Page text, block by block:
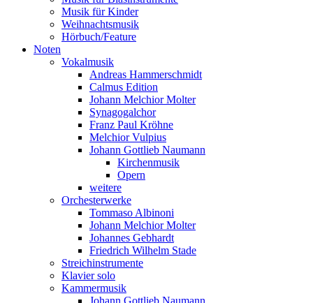
Musik für Kinder
Weihnachtsmusik
Hörbuch/Feature
Noten
Vokalmusik
Andreas Hammerschmidt
Calmus Edition
Johann Melchior Molter
Synagogalchor
Franz Paul Kröhne
Melchior Vulpius
Johann Gottlieb Naumann
Kirchenmusik
Opern
weitere
Orchesterwerke
Tommaso Albinoni
Johann Melchior Molter
Johannes Gebhardt
Friedrich Wilhelm Stade
Streichinstrumente
Klavier solo
Kammermusik
Johann Gottlieb Naumann